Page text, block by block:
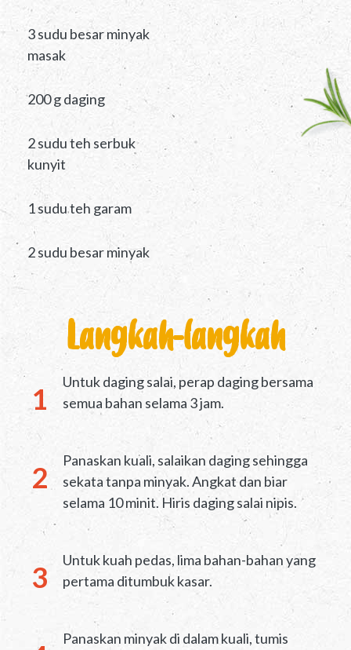
3 sudu besar minyak
masak
200 g daging
2 sudu teh serbuk
kunyit
1 sudu teh garam
2 sudu besar minyak
Langkah-langkah
Untuk daging salai, perap daging bersama
semua bahan selama 3 jam.
Panaskan kuali, salaikan daging sehingga
sekata tanpa minyak. Angkat dan biar
selama 10 minit. Hiris daging salai nipis.
Untuk kuah pedas, lima bahan-bahan yang
pertama ditumbuk kasar.
Panaskan minyak di dalam kuali, tumis